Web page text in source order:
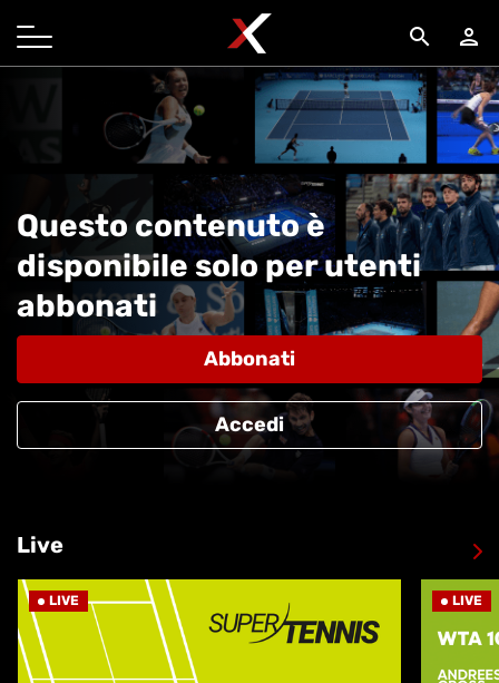
search person
Questo contenuto è
disponibile solo per utenti
abbonati
Abbonati
Accedi
Live
LIVE LIVE